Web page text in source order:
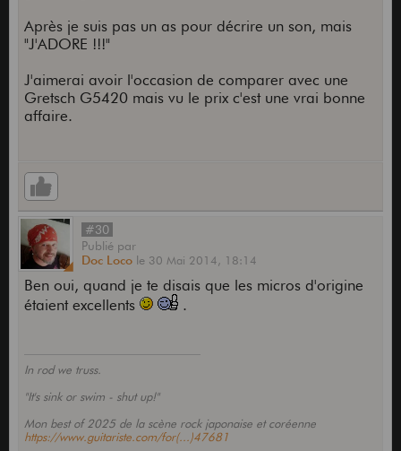
Après je suis pas un as pour décrire un son, mais
"J'ADORE !!!"
J'aimerai avoir l'occasion de comparer avec une
Gretsch G5420 mais vu le prix c'est une vrai bonne
affaire.
#30
Publié par
Doc Loco le 30 Mai 2014, 18:14
Ben oui, quand je te disais que les micros d'origine
étaient excellents
.
In rod we truss.
"It's sink or swim - shut up!"
Mon best of 2025 de la scène rock japonaise et coréenne
https://www.guitariste.com/for(...)47681